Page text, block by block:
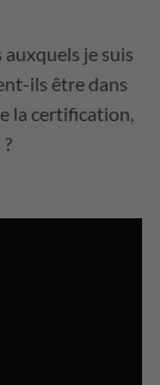
je suis
ils être dans
la certification,